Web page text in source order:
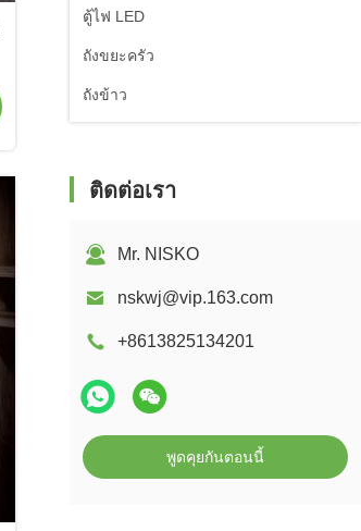
ตู้ไฟ LED
ถังขยะครัว
ถังข้าว
ติดต่อเรา
Mr. NISKO
nskwj@vip.163.com
+8613825134201
พูดคุยกันตอนนี้